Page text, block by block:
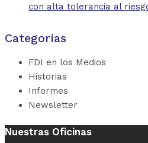
con alta tolerancia al
Categorías
FDI en los Medios
Historias
Informes
Newsletter
Nuestras Oficinas